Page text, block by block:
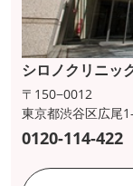
シロノクリニッ
〒150−0012
東京都渋谷区広尾
0120-114-422